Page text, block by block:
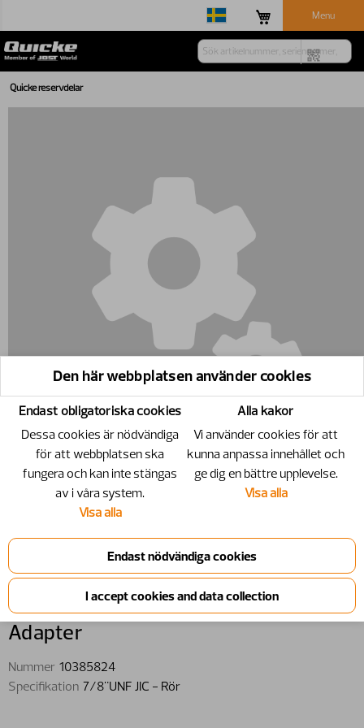
Menu
Quicke reservdelar
10385824 - Adapter - 7/8"UNF JIC -
Rör
Adapter
Nummer 10385824
Specifikation 7/8"UNF JIC - Rör
Den här webbplatsen använder cookies
Endast obligatoriska cookies
Dessa cookies är nödvändiga
för att webbplatsen ska
fungera och kan inte stängas
av i våra system.
Visa alla
Alla kakor
Vi använder cookies för att
kunna anpassa innehållet och
ge dig en bättre upplevelse.
Visa alla